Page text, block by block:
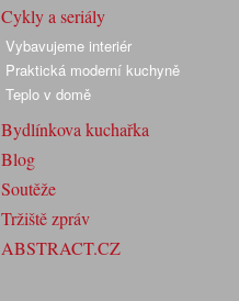
Cykly a seriály
Vybavujeme interiér
Praktická moderní kuchyně
Teplo v domě
Bydlínkova kuchařka
Blog
Soutěže
Tržiště zpráv
ABSTRACT.CZ